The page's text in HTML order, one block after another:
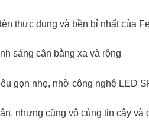
thực dụng và bền bỉ nhất của
sáng cân bằng xa và rộng
gọn nhẹ, nhờ công nghệ LED
nhưng cũng vô cùng tin cậy